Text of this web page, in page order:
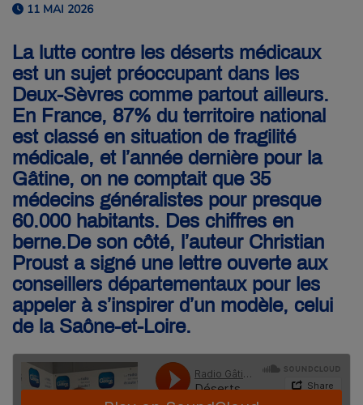
11 MAI 2026
La lutte contre les déserts médicaux
est un sujet préoccupant dans les
Deux-Sèvres comme partout ailleurs.
En France, 87% du territoire national
est classé en situation de fragilité
médicale, et l’année dernière pour la
Gâtine, on ne comptait que 35
médecins généralistes pour presque
60.000 habitants. Des chiffres en
berne.De son côté, l’auteur Christian
Proust a signé une lettre ouverte aux
conseillers départementaux pour les
appeler à s’inspirer d’un modèle, celui
de la Saône-et-Loire.